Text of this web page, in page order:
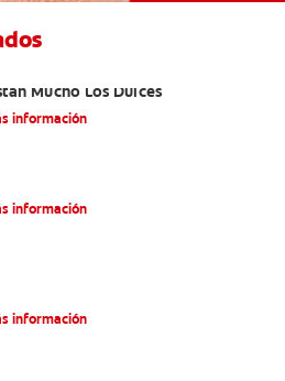
Mucho Los Dulces
información
información
información